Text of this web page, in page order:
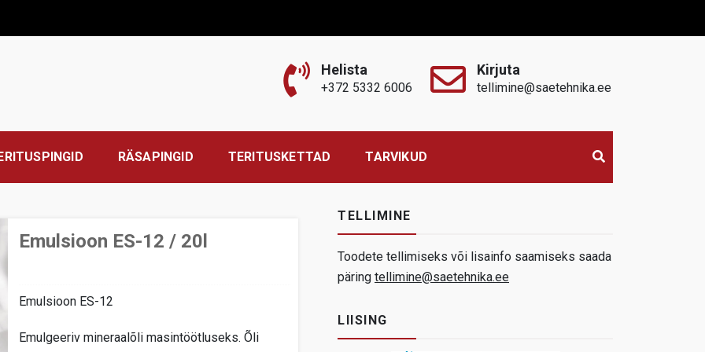
Helista
+372 5332 6006
Kirjuta
tellimine@saetehnika.ee
RÄSAPINGID TERITUSKETTAD TARVIKUD
Emulsioon ES-12 / 20l
Emulsioon ES-12
Emulgeeriv mineraalõli masintöötluseks. Õli
TELLIMINE
Toodete tellimiseks või lisainfo saamiseks saada
päring tellimine@saetehnika.ee
LIISING